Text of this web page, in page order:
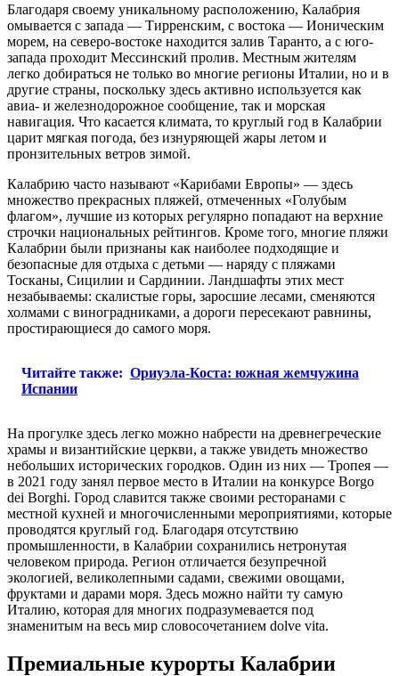
Благодаря своему уникальному расположению, Калабрия
омывается с запада — Тирренским, с востока — Ионическим
морем, на северо-востоке находится залив Таранто, а с юго-
запада проходит Мессинский пролив. Местным жителям
легко добираться не только во многие регионы Италии, но и в
другие страны, поскольку здесь активно используется как
авиа- и железнодорожное сообщение, так и морская
навигация. Что касается климата, то круглый год в Калабрии
царит мягкая погода, без изнуряющей жары летом и
пронзительных ветров зимой.
Калабрию часто называют «Карибами Европы» — здесь
множество прекрасных пляжей, отмеченных «Голубым
флагом», лучшие из которых регулярно попадают на верхние
строчки национальных рейтингов. Кроме того, многие пляжи
Калабрии были признаны как наиболее подходящие и
безопасные для отдыха с детьми — наряду с пляжами
Тосканы, Сицилии и Сардинии. Ландшафты этих мест
незабываемы: скалистые горы, заросшие лесами, сменяются
холмами с виноградниками, а дороги пересекают равнины,
простирающиеся до самого моря.
Читайте также: Ориуэла-Коста: южная жемчужина
Испании
На прогулке здесь легко можно набрести на древнегреческие
храмы и византийские церкви, а также увидеть множество
небольших исторических городков. Один из них — Тропея —
в 2021 году занял первое место в Италии на конкурсе Borgo
dei Borghi. Город славится также своими ресторанами с
местной кухней и многочисленными мероприятиями, которые
проводятся круглый год. Благодаря отсутствию
промышленности, в Калабрии сохранились нетронутая
человеком природа. Регион отличается безупречной
экологией, великолепными садами, свежими овощами,
фруктами и дарами моря. Здесь можно найти ту самую
Италию, которая для многих подразумевается под
знаменитым на весь мир словосочетанием dolve vita.
Премиальные курорты Калабрии